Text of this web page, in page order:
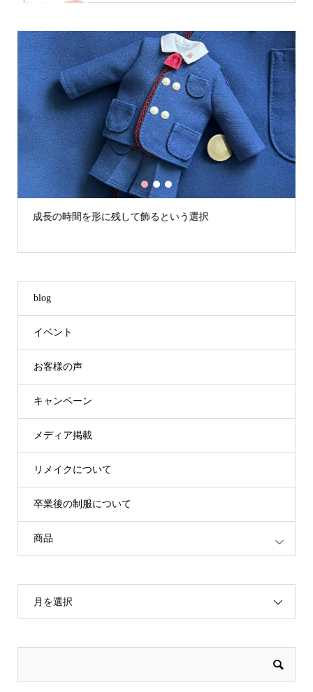
成長の時間を形に残して飾るという選択
1 2 3
blog
イベント
お客様の声
キャンペーン
メディア掲載
リメイクについて
卒業後の制服について
商品
月を選択